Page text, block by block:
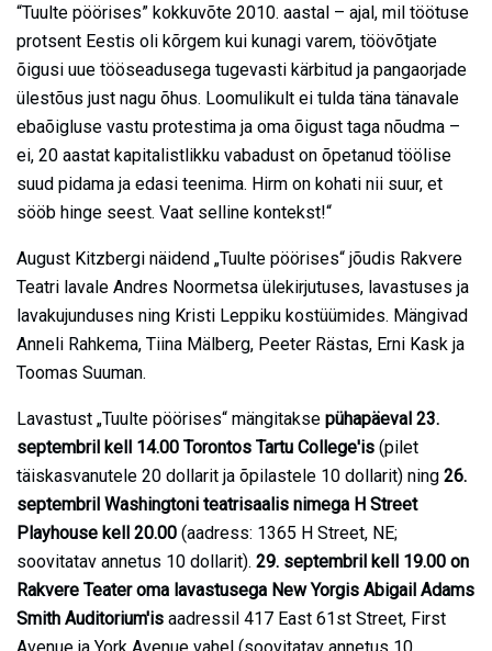
“Tuulte pöörises” kokkuvõte 2010. aastal – ajal, mil töötuse
protsent Eestis oli kõrgem kui kunagi varem, töövõtjate
õigusi uue tööseadusega tugevasti kärbitud ja pangaorjade
ülestõus just nagu õhus. Loomulikult ei tulda täna tänavale
ebaõigluse vastu protestima ja oma õigust taga nõudma –
ei, 20 aastat kapitalistlikku vabadust on õpetanud töölise
suud pidama ja edasi teenima. Hirm on kohati nii suur, et
sööb hinge seest. Vaat selline kontekst!“
August Kitzbergi näidend „Tuulte pöörises“ jõudis Rakvere
Teatri lavale Andres Noormetsa ülekirjutuses, lavastuses ja
lavakujunduses ning Kristi Leppiku kostüümides. Mängivad
Anneli Rahkema, Tiina Mälberg, Peeter Rästas, Erni Kask ja
Toomas Suuman.
Lavastust „Tuulte pöörises“ mängitakse pühapäeval 23.
septembril kell 14.00 Torontos Tartu College'is (pilet
täiskasvanutele 20 dollarit ja õpilastele 10 dollarit) ning 26.
septembril Washingtoni teatrisaalis nimega H Street
Playhouse kell 20.00 (aadress: 1365 H Street, NE;
soovitatav annetus 10 dollarit). 29. septembril kell 19.00 on
Rakvere Teater oma lavastusega New Yorgis Abigail Adams
Smith Auditorium'is aadressil 417 East 61st Street, First